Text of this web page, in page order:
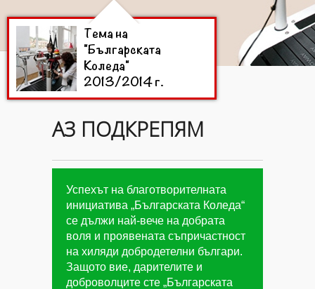
Тема на
"Българската
Коледа"
2013/2014 г.
Цели на
Коледа"
Дарители на
"Българската
Коледа"2013/2014
г.
АЗ ПОДКРЕПЯМ
Успехът на благотворителната
инициатива „Българската Коледа“
се дължи най-вече на добрата
воля и проявената съпричастност
на хиляди добродетелни българи.
Защото вие, дарителите и
доброволците сте „Българската